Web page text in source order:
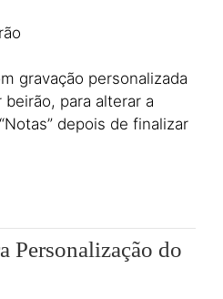
gravação personalizada
para alterar a
depois de finalizar
Personalização do